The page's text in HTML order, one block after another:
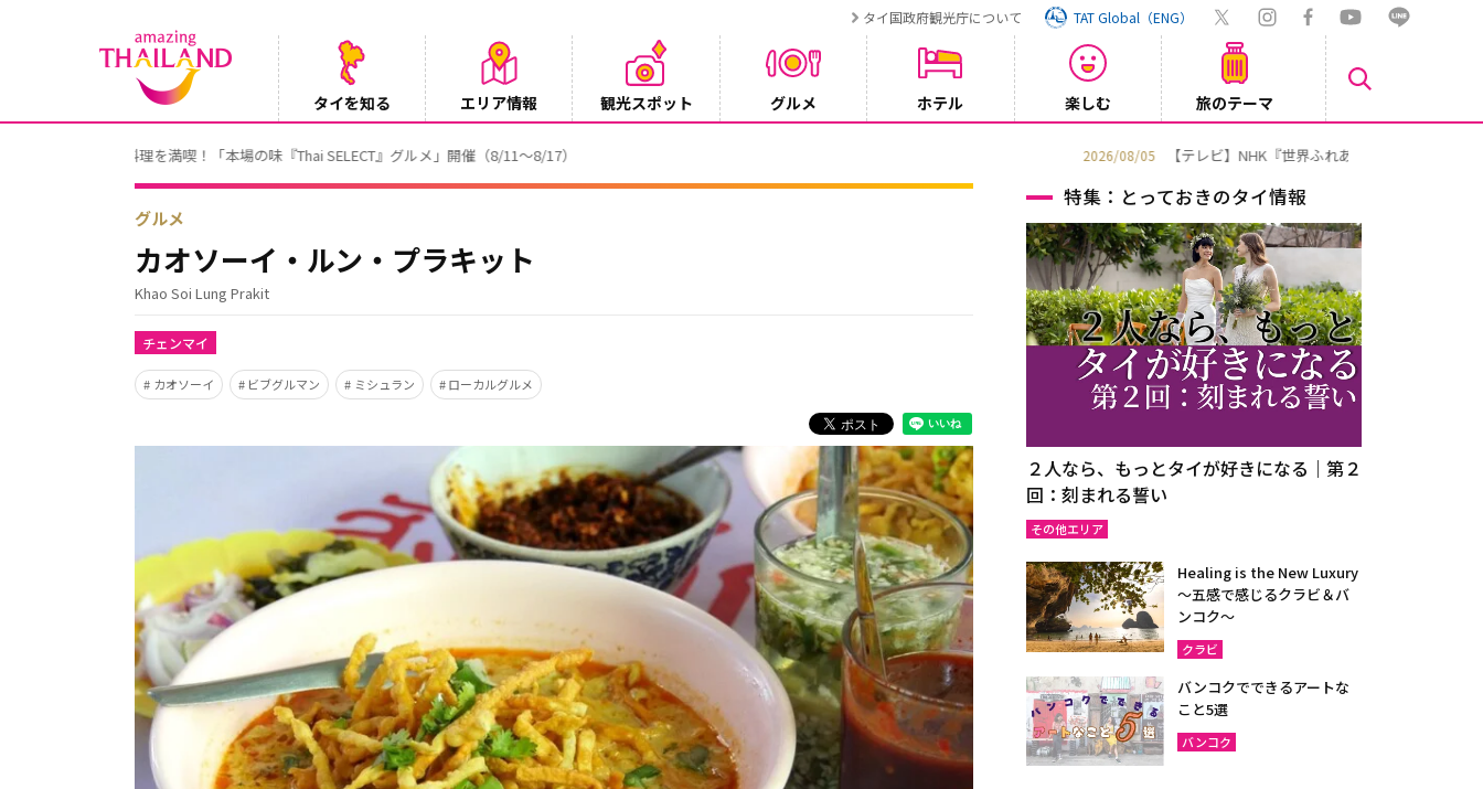
タイ国政府観光庁について TAT Global（ENG）
タイを知る エリア情報 観光スポット グルメ ホテル 楽しむ 旅のテーマ
2026/08/05 【テレビ】NHK『世界ふれあい街歩き』でタイ・プーケットが紹介されます
グルメ
カオソーイ・ルン・プラキット
Khao Soi Lung Prakit
チェンマイ
カオソーイ ビブグルマン ミシュラン ローカルグルメ
特集：とっておきのタイ情報
２人なら、もっとタイが好きになる｜第２
回：刻まれる誓い
その他エリア
Healing is the New Luxury
～五感で感じるクラビ＆バ
ンコク～
クラビ
バンコクでできるアートな
こと5選
バンコク